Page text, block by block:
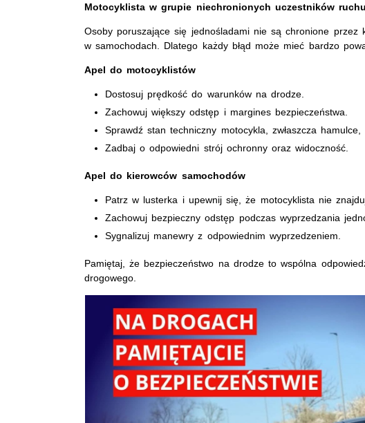
Motocyklista w grupie niechronionych uczestników ruchu
Osoby poruszające się jednośladami nie są chronione przez
w samochodach. Dlatego każdy błąd może mieć bardzo
Apel do motocyklistów
Dostosuj prędkość do warunków na drodze.
Zachowuj większy odstęp i margines bezpieczeństwa.
Sprawdź stan techniczny motocykla, zwłaszcza
Zadbaj o odpowiedni strój ochronny oraz widoczność.
Apel do kierowców samochodów
Patrz w lusterka i upewnij się, że motocyklista nie
Zachowuj bezpieczny odstęp podczas wyprzedzania
Sygnalizuj manewry z odpowiednim wyprzedzeniem.
Pamiętaj, że bezpieczeństwo na drodze to wspólna
drogowego.